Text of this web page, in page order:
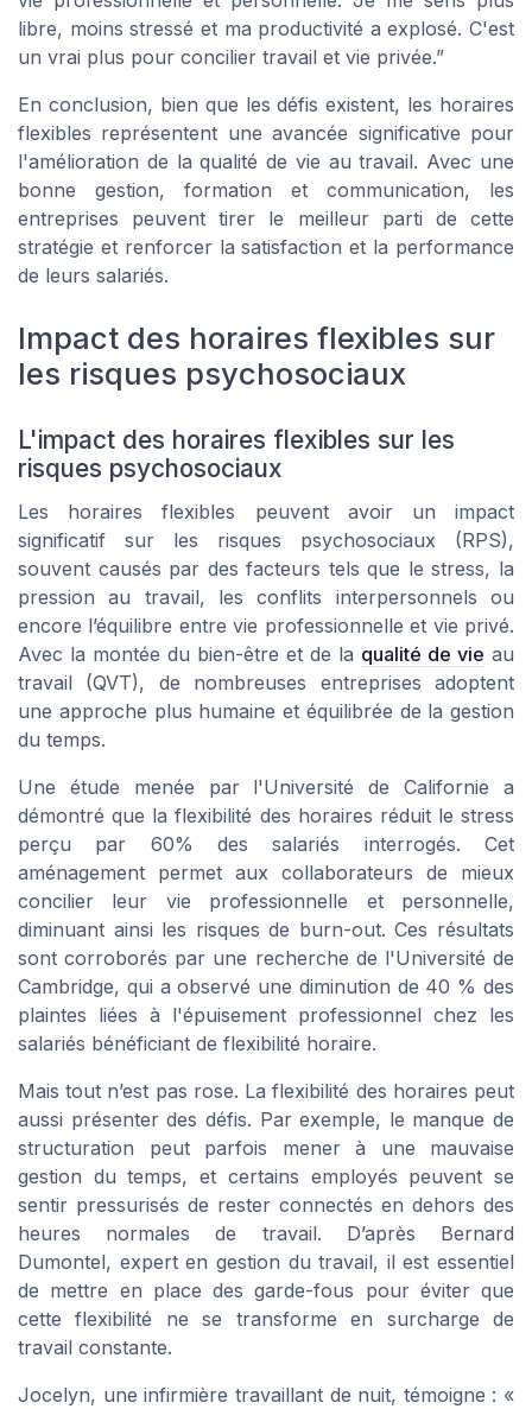
libre, moins stressé et ma productivité a explosé. C'est
un vrai plus pour concilier travail et vie privée.”
En conclusion, bien que les défis existent, les horaires
flexibles représentent une avancée significative pour
l'amélioration de la qualité de vie au travail. Avec une
bonne gestion, formation et communication, les
entreprises peuvent tirer le meilleur parti de cette
stratégie et renforcer la satisfaction et la performance
de leurs salariés.
Impact des horaires flexibles sur
les risques psychosociaux
L'impact des horaires flexibles sur les
risques psychosociaux
Les horaires flexibles peuvent avoir un impact
significatif sur les risques psychosociaux (RPS),
souvent causés par des facteurs tels que le stress, la
pression au travail, les conflits interpersonnels ou
encore l’équilibre entre vie professionnelle et vie privé.
Avec la montée du bien-être et de la qualité de vie au
travail (QVT), de nombreuses entreprises adoptent
une approche plus humaine et équilibrée de la gestion
du temps.
Une étude menée par l'Université de Californie a
démontré que la flexibilité des horaires réduit le stress
perçu par 60% des salariés interrogés. Cet
aménagement permet aux collaborateurs de mieux
concilier leur vie professionnelle et personnelle,
diminuant ainsi les risques de burn-out. Ces résultats
sont corroborés par une recherche de l'Université de
Cambridge, qui a observé une diminution de 40 % des
plaintes liées à l'épuisement professionnel chez les
salariés bénéficiant de flexibilité horaire.
Mais tout n’est pas rose. La flexibilité des horaires peut
aussi présenter des défis. Par exemple, le manque de
structuration peut parfois mener à une mauvaise
gestion du temps, et certains employés peuvent se
sentir pressurisés de rester connectés en dehors des
heures normales de travail. D’après Bernard
Dumontel, expert en gestion du travail, il est essentiel
de mettre en place des garde-fous pour éviter que
cette flexibilité ne se transforme en surcharge de
travail constante.
Jocelyn, une infirmière travaillant de nuit, témoigne : «